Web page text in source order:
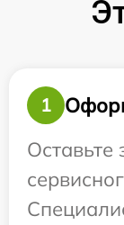
1
Оставьте